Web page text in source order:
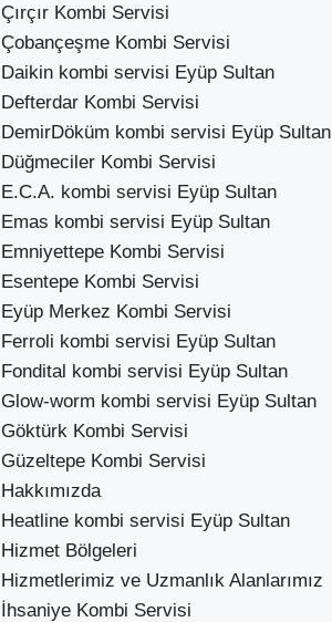
Çırçır Kombi Servisi
Çobançeşme Kombi Servisi
Daikin kombi servisi Eyüp Sultan
Defterdar Kombi Servisi
DemirDöküm kombi servisi Eyüp Sultan
Düğmeciler Kombi Servisi
E.C.A. kombi servisi Eyüp Sultan
Emas kombi servisi Eyüp Sultan
Emniyettepe Kombi Servisi
Esentepe Kombi Servisi
Eyüp Merkez Kombi Servisi
Ferroli kombi servisi Eyüp Sultan
Fondital kombi servisi Eyüp Sultan
Glow-worm kombi servisi Eyüp Sultan
Göktürk Kombi Servisi
Güzeltepe Kombi Servisi
Hakkımızda
Heatline kombi servisi Eyüp Sultan
Hizmet Bölgeleri
Hizmetlerimiz ve Uzmanlık Alanlarımız
İhsaniye Kombi Servisi